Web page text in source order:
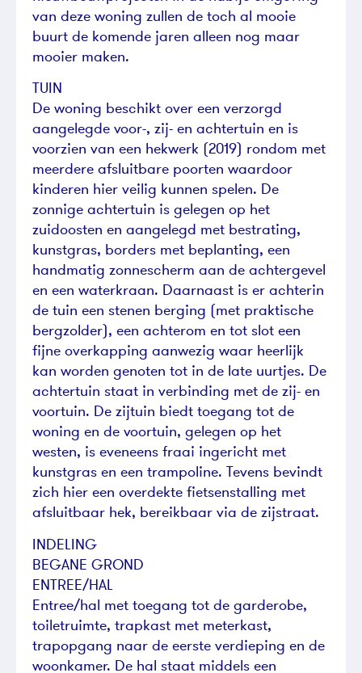
van deze woning zullen de toch al mooie
buurt de komende jaren alleen nog maar
mooier maken.
TUIN
De woning beschikt over een verzorgd
aangelegde voor-, zij- en achtertuin en is
voorzien van een hekwerk (2019) rondom met
meerdere afsluitbare poorten waardoor
kinderen hier veilig kunnen spelen. De
zonnige achtertuin is gelegen op het
zuidoosten en aangelegd met bestrating,
kunstgras, borders met beplanting, een
handmatig zonnescherm aan de achtergevel
en een waterkraan. Daarnaast is er achterin
de tuin een stenen berging (met praktische
bergzolder), een achterom en tot slot een
fijne overkapping aanwezig waar heerlijk
kan worden genoten tot in de late uurtjes. De
achtertuin staat in verbinding met de zij- en
voortuin. De zijtuin biedt toegang tot de
woning en de voortuin, gelegen op het
westen, is eveneens fraai ingericht met
kunstgras en een trampoline. Tevens bevindt
zich hier een overdekte fietsenstalling met
afsluitbaar hek, bereikbaar via de zijstraat.
INDELING
BEGANE GROND
ENTREE/HAL
Entree/hal met toegang tot de garderobe,
toiletruimte, trapkast met meterkast,
trapopgang naar de eerste verdieping en de
woonkamer. De hal staat middels een